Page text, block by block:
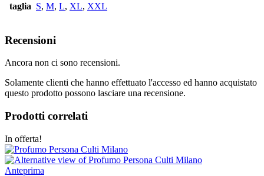
taglia S, M, L, XL, XXL
Recensioni
Ancora non ci sono recensioni.
Solamente clienti che hanno effettuato l'accesso ed hanno acquistato
questo prodotto possono lasciare una recensione.
Prodotti correlati
In offerta!
Anteprima